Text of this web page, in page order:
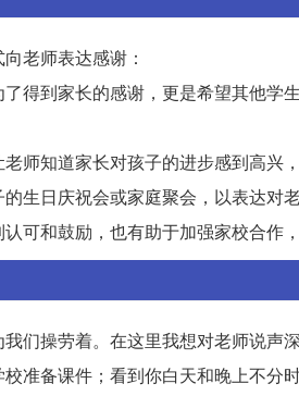
老师表达感谢：
得到家长的感谢，更是希望其他学
师知道家长对孩子的进步感到高兴
生日庆祝会或家庭聚会，以表达对老
可和鼓励，也有助于加强家校合作
们操劳着。在这里我想对老师说声
准备课件；看到你白天和晚上不分